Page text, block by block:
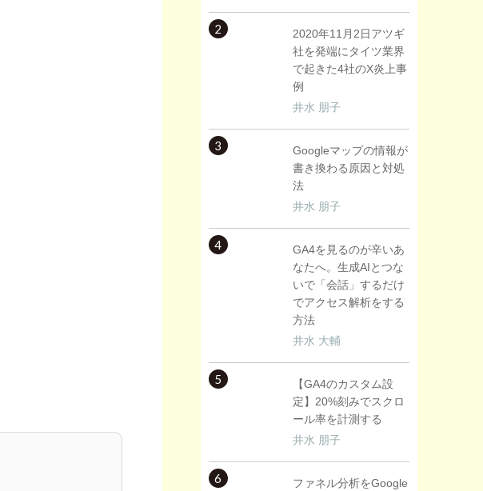
2
2020年11月2日アツギ
社を発端にタイツ業界
で起きた4社のX炎上事
例
井水 朋子
3
Googleマップの情報が
書き換わる原因と対処
法
井水 朋子
4
GA4を見るのが辛いあ
なたへ。生成AIとつな
いで「会話」するだけ
でアクセス解析をする
方法
井水 大輔
5
【GA4のカスタム設
定】20%刻みでスクロ
ール率を計測する
井水 朋子
6
ファネル分析をGoogle